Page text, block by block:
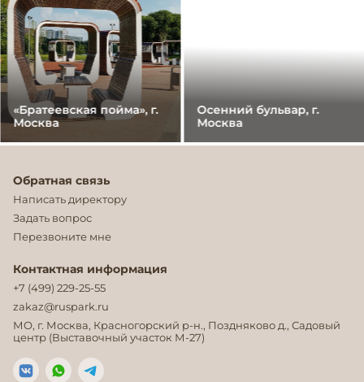
«Братеевская пойма», г.
Москва
Осенний бульвар, г.
Москва
Обратная связь
Написать директору
Задать вопрос
Перезвоните мне
Контактная информация
+7 (499) 229-25-55
zakaz@ruspark.ru
МО, г. Москва, Красногорский р-н., Поздняково д., Садовый
центр (Выставочный участок М-27)